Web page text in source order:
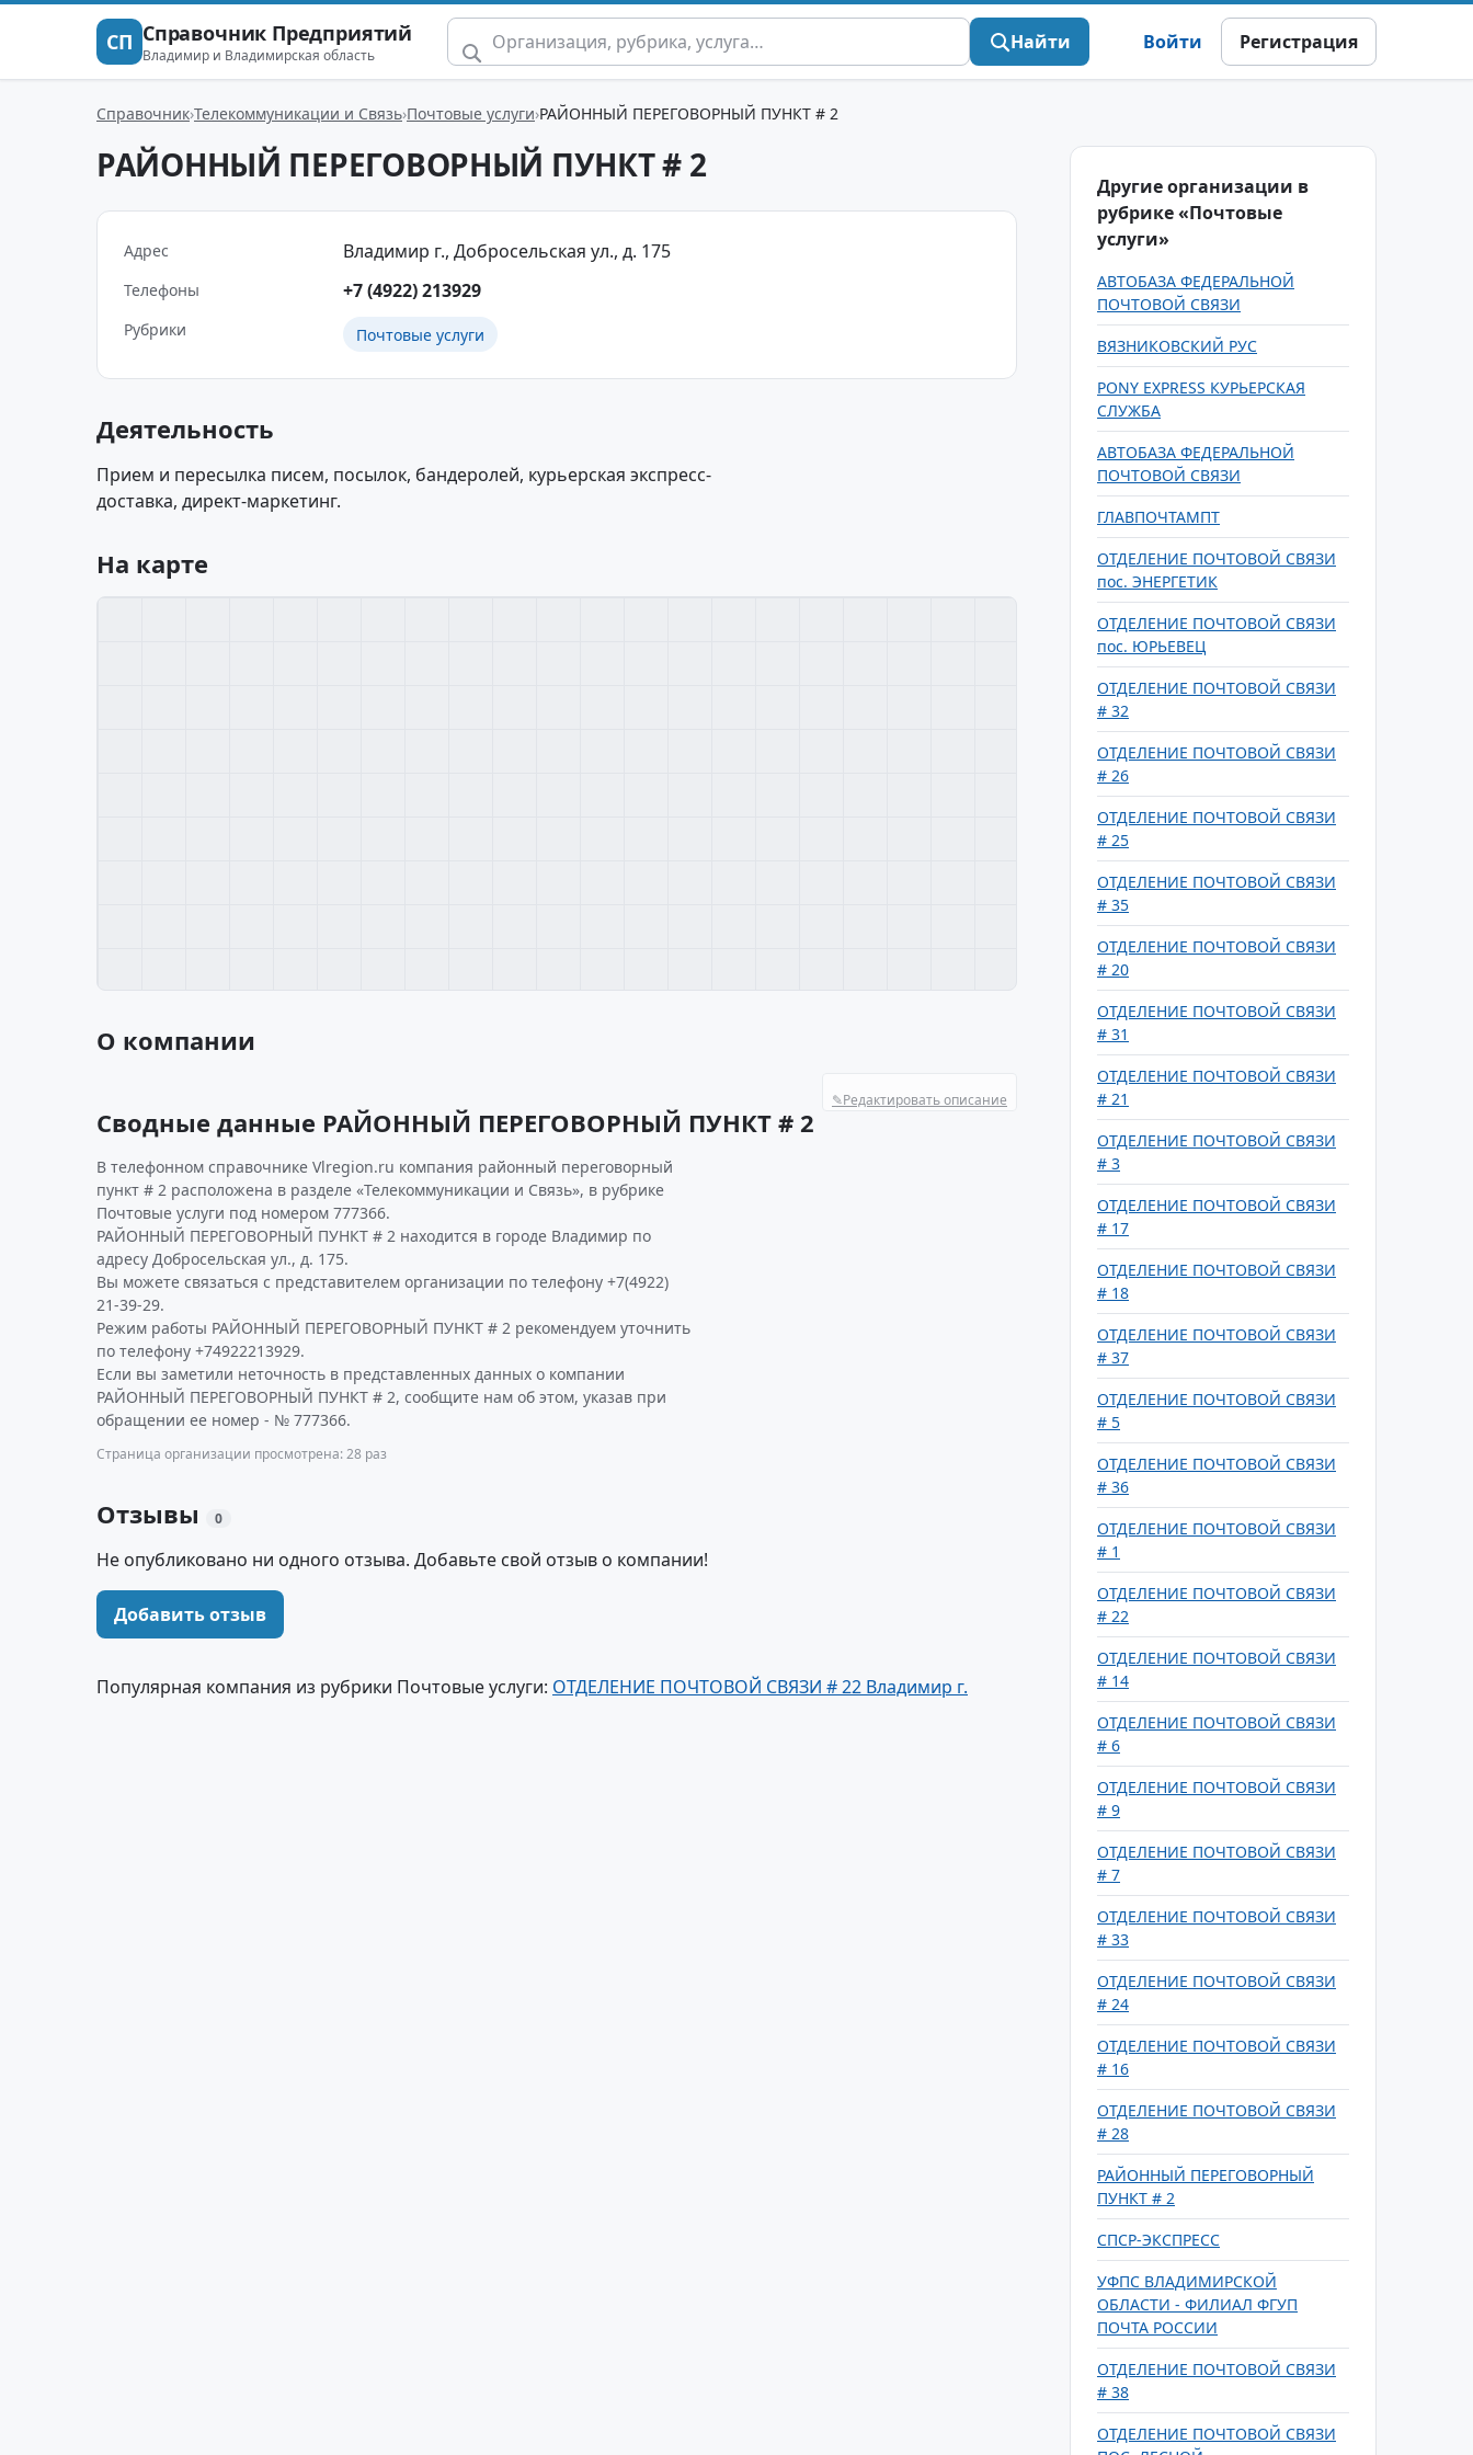
СП Справочник Предприятий
Владимир и Владимирская область
Найти Войти Регистрация
Справочник Телекоммуникации и Связь Почтовые услуги РАЙОННЫЙ ПЕРЕГОВОРНЫЙ ПУНКТ # 2
РАЙОННЫЙ ПЕРЕГОВОРНЫЙ ПУНКТ # 2
Адрес Владимир г., Добросельская ул., д. 175
Телефоны +7 (4922) 213929
Рубрики Почтовые услуги
Деятельность
Прием и пересылка писем, посылок, бандеролей, курьерская экспресс-
доставка, директ-маркетинг.
На карте
О компании
✎Редактировать описание
Сводные данные РАЙОННЫЙ ПЕРЕГОВОРНЫЙ ПУНКТ # 2
В телефонном справочнике Vlregion.ru компания районный переговорный
пункт # 2 расположена в разделе «Телекоммуникации и Связь», в рубрике
Почтовые услуги под номером 777366.
РАЙОННЫЙ ПЕРЕГОВОРНЫЙ ПУНКТ # 2 находится в городе Владимир по
адресу Добросельская ул., д. 175.
Вы можете связаться с представителем организации по телефону +7(4922)
21-39-29.
Режим работы РАЙОННЫЙ ПЕРЕГОВОРНЫЙ ПУНКТ # 2 рекомендуем уточнить
по телефону +74922213929.
Если вы заметили неточность в представленных данных о компании
РАЙОННЫЙ ПЕРЕГОВОРНЫЙ ПУНКТ # 2, сообщите нам об этом, указав при
обращении ее номер - № 777366.
Страница организации просмотрена: 28 раз
Отзывы 0
Не опубликовано ни одного отзыва. Добавьте свой отзыв о компании!
Добавить отзыв
Популярная компания из рубрики Почтовые услуги: ОТДЕЛЕНИЕ ПОЧТОВОЙ СВЯЗИ # 22 Владимир г.
Другие организации в
рубрике «Почтовые
услуги»
АВТОБАЗА ФЕДЕРАЛЬНОЙ
ПОЧТОВОЙ СВЯЗИ
ВЯЗНИКОВСКИЙ РУС
PONY EXPRESS КУРЬЕРСКАЯ
СЛУЖБА
АВТОБАЗА ФЕДЕРАЛЬНОЙ
ПОЧТОВОЙ СВЯЗИ
ГЛАВПОЧТАМПТ
ОТДЕЛЕНИЕ ПОЧТОВОЙ СВЯЗИ
пос. ЭНЕРГЕТИК
ОТДЕЛЕНИЕ ПОЧТОВОЙ СВЯЗИ
пос. ЮРЬЕВЕЦ
ОТДЕЛЕНИЕ ПОЧТОВОЙ СВЯЗИ
# 32
ОТДЕЛЕНИЕ ПОЧТОВОЙ СВЯЗИ
# 26
ОТДЕЛЕНИЕ ПОЧТОВОЙ СВЯЗИ
# 25
ОТДЕЛЕНИЕ ПОЧТОВОЙ СВЯЗИ
# 35
ОТДЕЛЕНИЕ ПОЧТОВОЙ СВЯЗИ
# 20
ОТДЕЛЕНИЕ ПОЧТОВОЙ СВЯЗИ
# 31
ОТДЕЛЕНИЕ ПОЧТОВОЙ СВЯЗИ
# 21
ОТДЕЛЕНИЕ ПОЧТОВОЙ СВЯЗИ
# 3
ОТДЕЛЕНИЕ ПОЧТОВОЙ СВЯЗИ
# 17
ОТДЕЛЕНИЕ ПОЧТОВОЙ СВЯЗИ
# 18
ОТДЕЛЕНИЕ ПОЧТОВОЙ СВЯЗИ
# 37
ОТДЕЛЕНИЕ ПОЧТОВОЙ СВЯЗИ
# 5
ОТДЕЛЕНИЕ ПОЧТОВОЙ СВЯЗИ
# 36
ОТДЕЛЕНИЕ ПОЧТОВОЙ СВЯЗИ
# 1
ОТДЕЛЕНИЕ ПОЧТОВОЙ СВЯЗИ
# 22
ОТДЕЛЕНИЕ ПОЧТОВОЙ СВЯЗИ
# 14
ОТДЕЛЕНИЕ ПОЧТОВОЙ СВЯЗИ
# 6
ОТДЕЛЕНИЕ ПОЧТОВОЙ СВЯЗИ
# 9
ОТДЕЛЕНИЕ ПОЧТОВОЙ СВЯЗИ
# 7
ОТДЕЛЕНИЕ ПОЧТОВОЙ СВЯЗИ
# 33
ОТДЕЛЕНИЕ ПОЧТОВОЙ СВЯЗИ
# 24
ОТДЕЛЕНИЕ ПОЧТОВОЙ СВЯЗИ
# 16
ОТДЕЛЕНИЕ ПОЧТОВОЙ СВЯЗИ
# 28
РАЙОННЫЙ ПЕРЕГОВОРНЫЙ
ПУНКТ # 2
СПСР-ЭКСПРЕСС
УФПС ВЛАДИМИРСКОЙ
ОБЛАСТИ - ФИЛИАЛ ФГУП
ПОЧТА РОССИИ
ОТДЕЛЕНИЕ ПОЧТОВОЙ СВЯЗИ
# 38
ОТДЕЛЕНИЕ ПОЧТОВОЙ СВЯЗИ